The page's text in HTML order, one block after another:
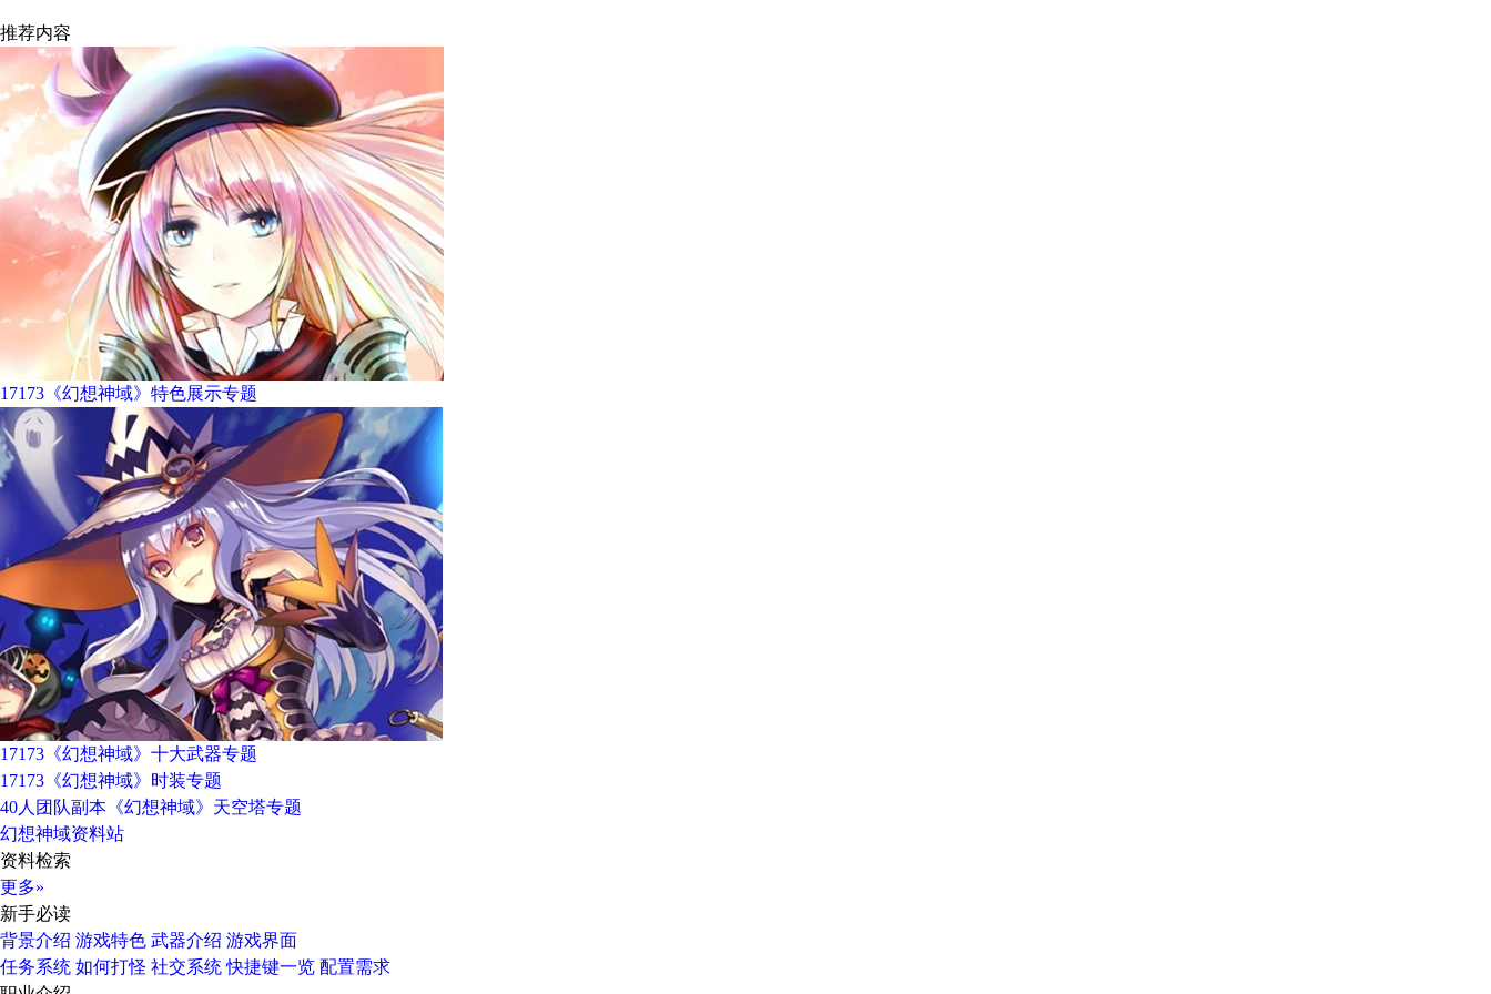
推荐内容
17173《幻想神域》特色展示专题
17173《幻想神域》十大武器专题
17173《幻想神域》时装专题
40人团队副本《幻想神域》天空塔专题
幻想神域资料站
资料检索
更多»
新手必读
背景介绍 游戏特色 武器介绍 游戏界面
任务系统 如何打怪 社交系统 快捷键一览 配置需求